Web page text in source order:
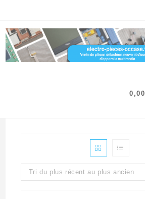
content
0,00
Tri du plus récent au plus ancien